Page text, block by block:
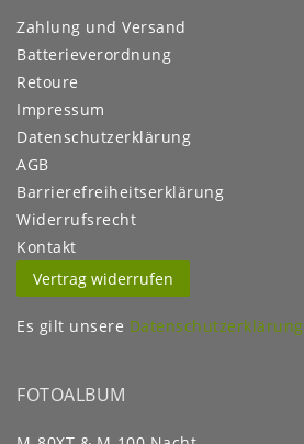
Zahlung und Versand
Batterieverordnung
Retoure
Impressum
Daten­schutz­erklärung
AGB
Barrierefreiheitserklärung
Widerrufs­recht
Kontakt
Vertrag widerrufen
Es gilt unsere Datenschutzerklärung
FOTOALBUM